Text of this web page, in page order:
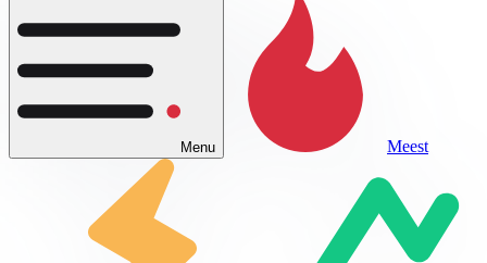
Menu Meest